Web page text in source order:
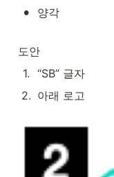
• 양각
도안
1. “SB” 글자
2. 아래 로고